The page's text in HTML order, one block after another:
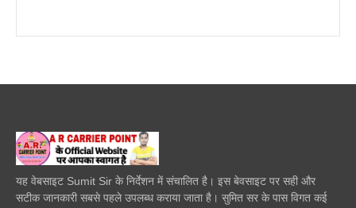
यह वेबसाइट Sumit Sir के निर्देशन में संचालित है। इस बेवसाइट पर सही और
सटीक जानकारी सबसे पहले उपलब्ध कराया जाता है। सुमित सर के पास विगत कई